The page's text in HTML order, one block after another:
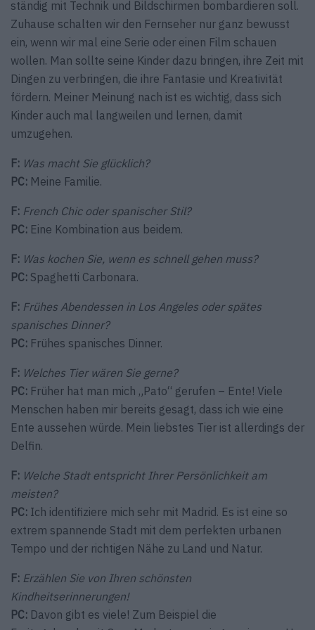
ständig mit Technik und Bildschirmen bombardieren soll.
Zuhause schalten wir den Fernseher nur ganz bewusst
ein, wenn wir mal eine Serie oder einen Film schauen
wollen. Man sollte seine Kinder dazu bringen, ihre Zeit mit
Dingen zu verbringen, die ihre Fantasie und Kreativität
fördern. Meiner Meinung nach ist es wichtig, dass sich
Kinder auch mal langweilen und lernen, damit
umzugehen.
F: Was macht Sie glücklich?
PC: Meine Familie.
F: French Chic oder spanischer Stil?
PC: Eine Kombination aus beidem.
F: Was kochen Sie, wenn es schnell gehen muss?
PC: Spaghetti Carbonara.
F: Frühes Abendessen in Los Angeles oder spätes
spanisches Dinner?
PC: Frühes spanisches Dinner.
F: Welches Tier wären Sie gerne?
PC: Früher hat man mich „Pato“ gerufen – Ente! Viele
Menschen haben mir bereits gesagt, dass ich wie eine
Ente aussehen würde. Mein liebstes Tier ist allerdings der
Delfin.
F: Welche Stadt entspricht Ihrer Persönlichkeit am
meisten?
PC: Ich identifiziere mich sehr mit Madrid. Es ist eine so
extrem spannende Stadt mit dem perfekten urbanen
Tempo und der richtigen Nähe zu Land und Natur.
F: Erzählen Sie von Ihren schönsten
Kindheitserinnerungen!
PC: Davon gibt es viele! Zum Beispiel die